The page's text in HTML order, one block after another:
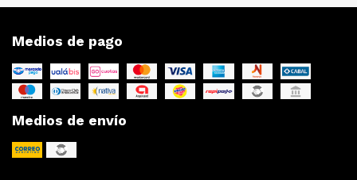
Medios de pago
Medios de envío